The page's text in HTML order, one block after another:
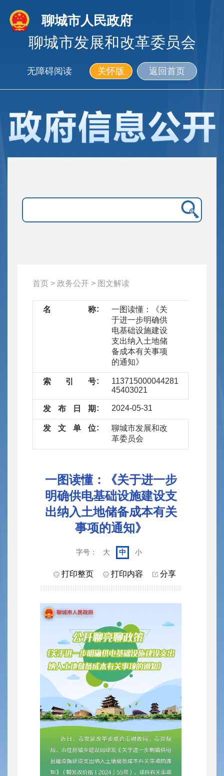
聊城市人民政府
聊城市发展和改革委员会
无障碍阅读 关怀版 返回首页
首页 > 政务公开 > 图文解读
名 称
一图读懂：《关
于进一步明确供
电基础设施建设
支出纳入土地储
备成本有关事项
的通知》
索 引 号
11371500004428194T/2024-
45403021
发 布 日 期 2024-05-31
发 文 单 位
聊城市发展和改
革委员会
一图读懂：《关于进一步
明确供电基础设施建设支
出纳入土地储备成本有关
事项的通知》
字号： 大 中 小
打印整页 打印内容 分享